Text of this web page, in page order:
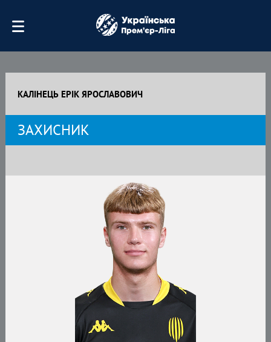
КАЛІНЕЦЬ ЕРІК ЯРОСЛАВОВИЧ
ЗАХИСНИК